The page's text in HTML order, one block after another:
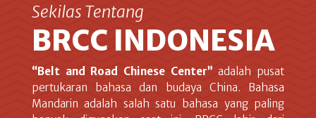
Sekilas Tentang
BRCC INDONESIA
“Belt and Road Chinese Center” adalah pusat
pertukaran bahasa dan budaya China. Bahasa
Mandarin adalah salah satu bahasa yang paling